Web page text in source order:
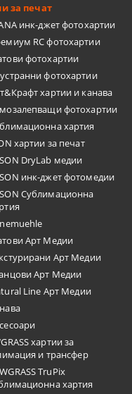
за печат
инк-джет фотохартии
RC фотохартии
фотохартии
фотохартии
хартии и канава
фотохартии
хартия
хартии за печат
DryLab медии
инк-джет фотомедии
Сублимационна
Арт Медии
Арт Медии
Арт Медии
Line Арт Медии
хартии за
и трансфер
TruPix
хартия